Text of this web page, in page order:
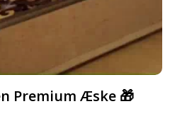
Premium Æske 🎁